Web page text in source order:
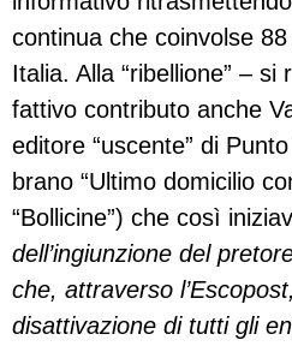
continua che coinvolse
Italia. Alla “ribellione” –
fattivo contributo anche
editore “uscente” di
brano “Ultimo domicilio
“Bollicine”) che così
dell’ingiunzione del
che, attraverso
disattivazione di tutti gli